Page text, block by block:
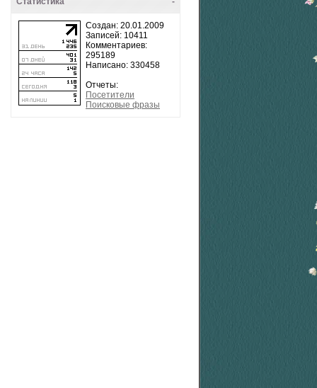
Создан: 20.01.2009
Записей: 10411
Комментариев:
295189
Написано: 330458
Отчеты:
Посетители
Поисковые фразы